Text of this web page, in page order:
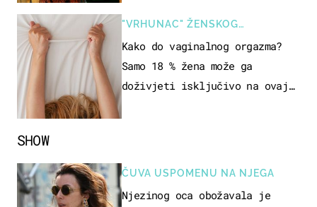
SHOW
ČUVA USPOMENU NA NJEGA
Njezinog oca obožavala je
"VRHUNAC" ŽENSKOG
SEKSUALNOG ISKUSTVA
Kako do vaginalnog orgazma?
Samo 18 % žena može ga
doživjeti isključivo na ovaj